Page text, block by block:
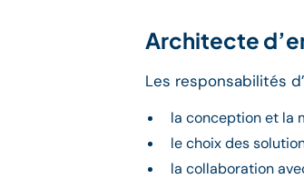
Architecte
Les responsabilités d’
la conception et la
le choix des
la collaboration